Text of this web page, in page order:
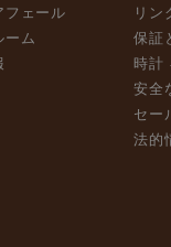
フェール
ーム
リン
保証
時計
安全
セー
法的